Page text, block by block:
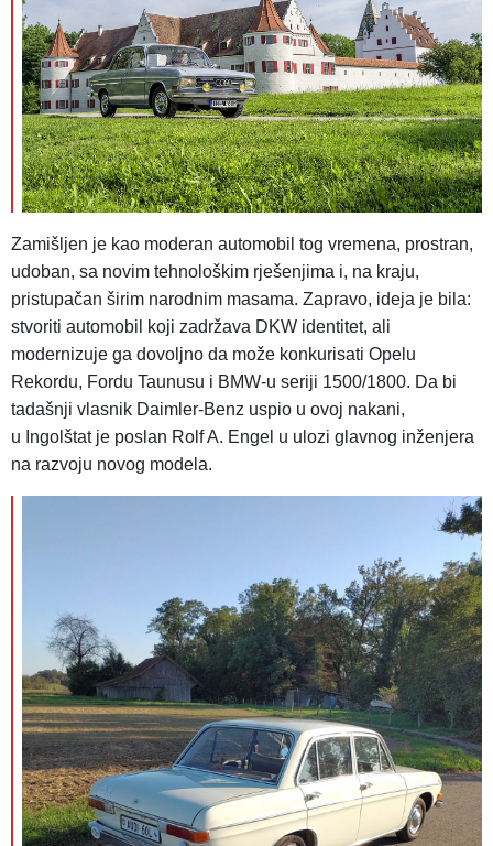
Zamišljen je kao moderan automobil tog vremena, prostran,
udoban, sa novim tehnološkim rješenjima i, na kraju,
pristupačan širim narodnim masama. Zapravo, ideja je bila:
stvoriti automobil koji zadržava DKW identitet, ali
modernizuje ga dovoljno da može konkurisati Opelu
Rekordu, Fordu Taunusu i BMW-u seriji 1500/1800. Da bi
tadašnji vlasnik Daimler-Benz uspio u ovoj nakani,
u Ingolštat je poslan Rolf A. Engel u ulozi glavnog inženjera
na razvoju novog modela.